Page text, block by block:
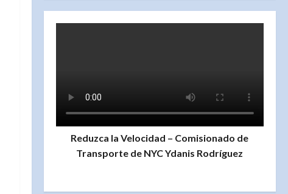
Reduzca la Velocidad – Comisionado de
Transporte de NYC Ydanis Rodríguez